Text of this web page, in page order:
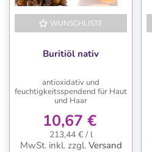
WUNSCHLISTE
Buritiöl nativ
antioxidativ und
feuchtigkeitsspendend für Haut
und Haar
10,67 €
213,44 € / l
MwSt. inkl. zzgl. Versand